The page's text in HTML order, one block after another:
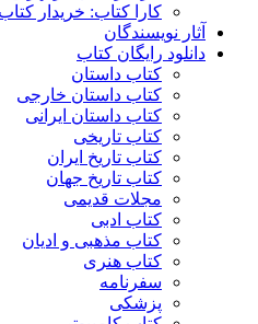
کارا کتاب: خریدار
آثار نویسندگان
دانلود رایگان کتاب
کتاب داستان
کتاب داستان خارجی
کتاب داستان ایرانی
کتاب تاریخی
کتاب تاریخ ایران
کتاب تاریخ جهان
مجلات قدیمی
کتاب ادبی
کتاب مذهبی و ادیان
کتاب هنری
سفرنامه
پزشکی